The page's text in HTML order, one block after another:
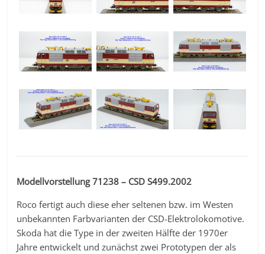
Modellvorstellung 71238 – CSD S499.2002
Roco fertigt auch diese eher seltenen bzw. im Westen
unbekannten Farbvarianten der CSD-Elektrolokomotive.
Skoda hat die Type in der zweiten Hälfte der 1970er
Jahre entwickelt und zunächst zwei Prototypen der als